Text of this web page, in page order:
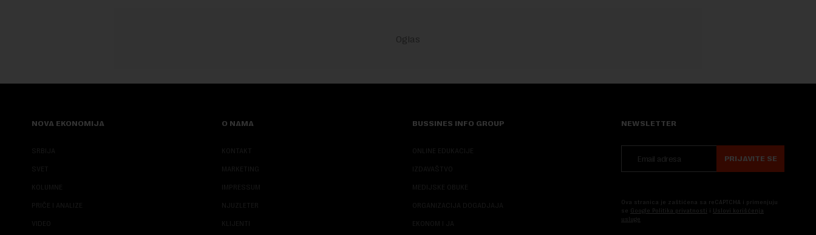
NOVA EKONOMIJA
SRBIJA
SVET
KOLUMNE
PRIČE I ANALIZE
VIDEO
O NAMA
KONTAKT
MARKETING
IMPRESSUM
NJUZLETER
KLIJENTI
BUSSINES INFO GROUP
ONLINE EDUKACIJE
IZDAVAŠTVO
MEDIJSKE OBUKE
ORGANIZACIJA DOGADJAJA
EKONOM I JA
NEWSLETTER
PRIJAVITE SE
Ova stranica je zaštićena sa reCAPTCHA i primenjuju
se Google Politika privatnosti i Uslovi korišćenja
usluge